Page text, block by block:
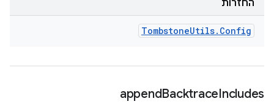
החזרות
TombstoneUtils. Config
appendBacktraceIncludes